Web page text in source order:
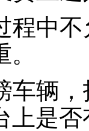
程中
车辆
上是否